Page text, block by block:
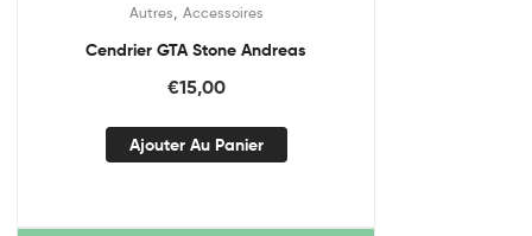
Autres Accessoires
Cendrier GTA Stone Andreas
€15,00
Ajouter Au Panier